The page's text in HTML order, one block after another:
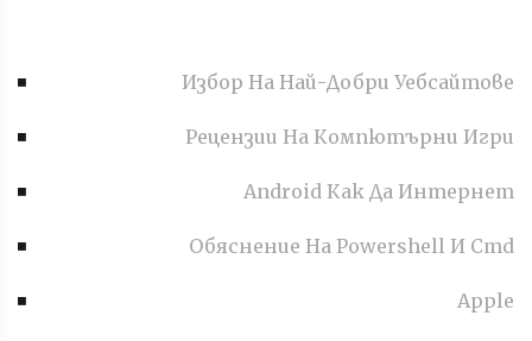
Избор На Най-Добри Уебсайтове
Рецензии На Компютърни Игри
Android Как Да Интернет
Обяснение На Powershell И Cmd
Apple